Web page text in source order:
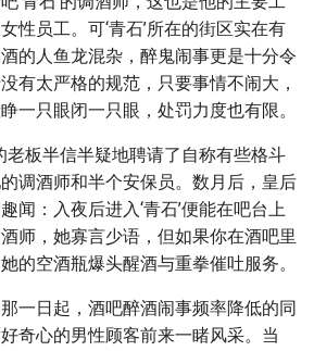
性员工。可‘青石’所在的街区实在有
的人鱼龙混杂，醉鬼闹事更是十分令
有太严格的规范，只要事情不闹大，
一只眼闭一只眼，处罚力度也有限。
老板半信半疑地聘请了自称有些格斗
调酒师和半个安保员。数月后，皇后
闻：入夜后进入‘青石’便能在吧台上
师，她寡言少语，但如果你在酒吧里
的空酒瓶爆头醒酒与重拳催吐服务。
一日起，酒吧醉酒闹事频率降低的同
奇心的男性顾客前来一睹风采。当